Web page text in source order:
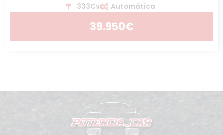
333Cv
Automática
39.950€